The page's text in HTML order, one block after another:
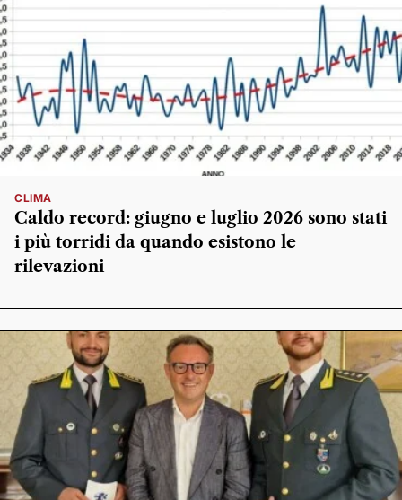
CLIMA
Caldo record: giugno e luglio 2026 sono stati
i più torridi da quando esistono le
rilevazioni